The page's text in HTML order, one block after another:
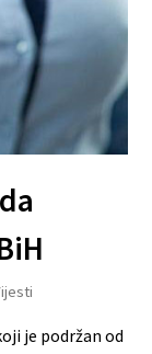
je podržan od